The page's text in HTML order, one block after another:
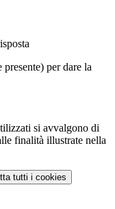
per dare la
si avvalgono di
finalità illustrate nella
tutti i cookies